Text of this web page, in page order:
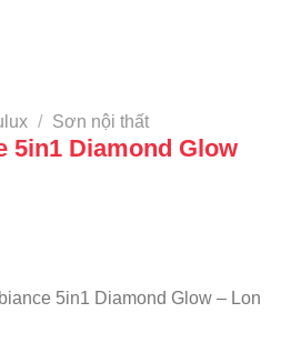
/ Sơn nội thất
5in1 Diamond Glow
5in1 Diamond Glow – Lon